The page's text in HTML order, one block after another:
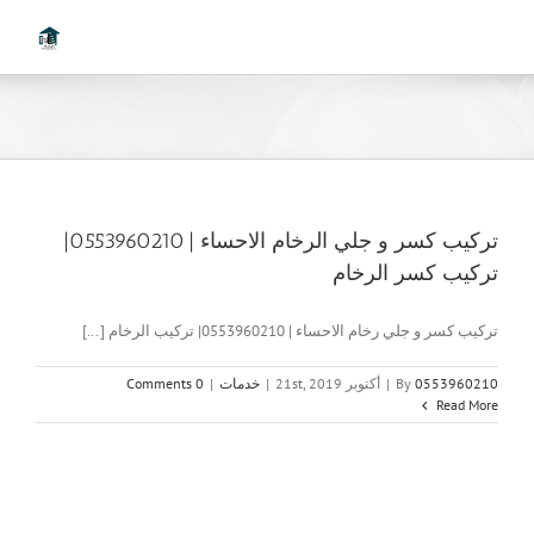
تركيب كسر و جلي الرخام الاحساء | 0553960210|
تركيب كسر الرخام
تركيب كسر و جلي رخام الاحساء | 0553960210| تركيب الرخام [...]
By 0553960210
| أكتوبر 21st, 2019 | خدمات |
0 Comments
Read More